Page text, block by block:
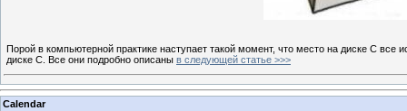
Порой в компьютерной практике наступает такой момент, что место на диске С все
диске С. Все они подробно описаны в следующей статье >>>
Calendar